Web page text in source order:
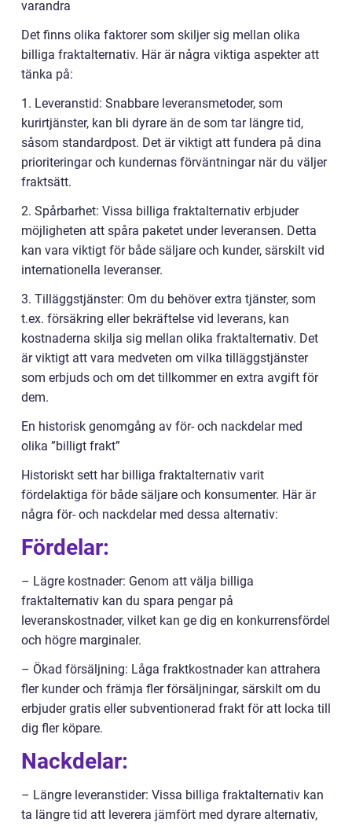
varandra
Det finns olika faktorer som skiljer sig mellan olika
billiga fraktalternativ. Här är några viktiga aspekter att
tänka på:
1. Leveranstid: Snabbare leveransmetoder, som
kurirtjänster, kan bli dyrare än de som tar längre tid,
såsom standardpost. Det är viktigt att fundera på dina
prioriteringar och kundernas förväntningar när du väljer
fraktsätt.
2. Spårbarhet: Vissa billiga fraktalternativ erbjuder
möjligheten att spåra paketet under leveransen. Detta
kan vara viktigt för både säljare och kunder, särskilt vid
internationella leveranser.
3. Tilläggstjänster: Om du behöver extra tjänster, som
t.ex. försäkring eller bekräftelse vid leverans, kan
kostnaderna skilja sig mellan olika fraktalternativ. Det
är viktigt att vara medveten om vilka tilläggstjänster
som erbjuds och om det tillkommer en extra avgift för
dem.
En historisk genomgång av för- och nackdelar med
olika ”billigt frakt”
Historiskt sett har billiga fraktalternativ varit
fördelaktiga för både säljare och konsumenter. Här är
några för- och nackdelar med dessa alternativ:
Fördelar:
– Lägre kostnader: Genom att välja billiga
fraktalternativ kan du spara pengar på
leveranskostnader, vilket kan ge dig en konkurrensfördel
och högre marginaler.
– Ökad försäljning: Låga fraktkostnader kan attrahera
fler kunder och främja fler försäljningar, särskilt om du
erbjuder gratis eller subventionerad frakt för att locka till
dig fler köpare.
Nackdelar:
– Längre leveranstider: Vissa billiga fraktalternativ kan
ta längre tid att leverera jämfört med dyrare alternativ,